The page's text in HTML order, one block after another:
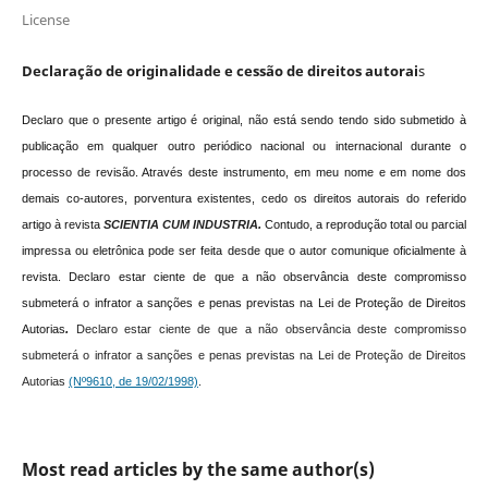
License
Declaração de originalidade e cessão de direitos autorais
Declaro que o presente artigo é original, não está sendo tendo sido submetido à
publicação em qualquer outro periódico nacional ou internacional durante o
processo de revisão. Através deste instrumento, em meu nome e em nome dos
demais co-autores, porventura existentes, cedo os direitos autorais do referido
artigo à revista SCIENTIA CUM INDUSTRIA. Contudo, a reprodução total ou parcial
impressa ou eletrônica pode ser feita desde que o autor comunique oficialmente à
revista.
Declaro estar ciente de que a não observância deste compromisso
submeterá o infrator a sanções e penas previstas na Lei de Proteção de Direitos
Autorias.
Declaro estar ciente de que a não observância deste compromisso
submeterá o infrator a sanções e penas previstas na Lei de Proteção de Direitos
Autorias (Nº9610, de 19/02/1998)
Most read articles by the same author(s)